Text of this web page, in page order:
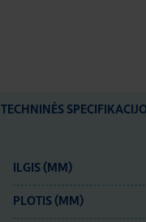
TECHNINĖS
ILGIS (MM)
PLOTIS (MM)